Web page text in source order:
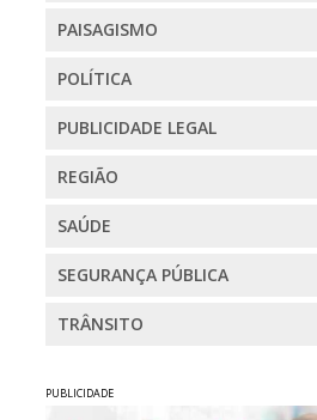
PAISAGISMO
POLÍTICA
PUBLICIDADE LEGAL
REGIÃO
SAÚDE
SEGURANÇA PÚBLICA
TRÂNSITO
PUBLICIDADE